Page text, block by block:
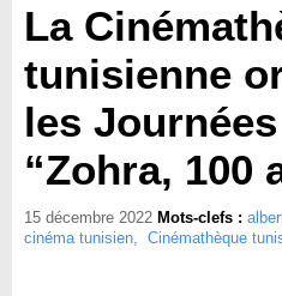
La
tunisienne
les
“Zohra, 100
15 décembre 2022 Mots-clefs :
cinéma tunisien, Cinémathèque